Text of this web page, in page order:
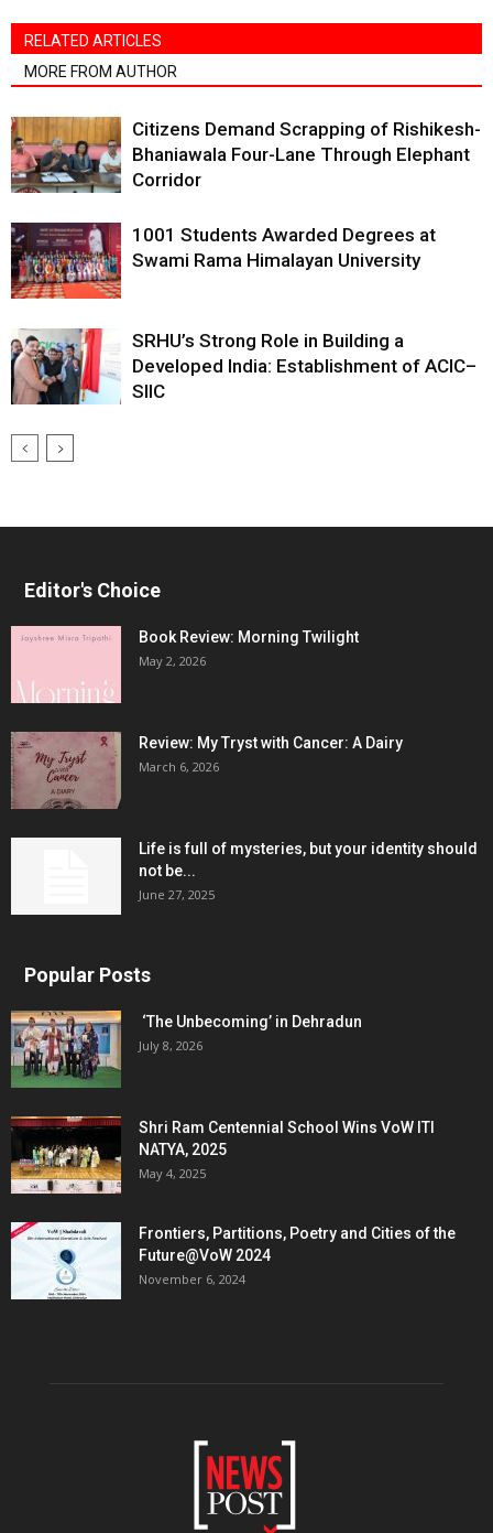
RELATED ARTICLES
MORE FROM AUTHOR
Citizens Demand Scrapping of Rishikesh-
Bhaniawala Four-Lane Through Elephant
Corridor
1001 Students Awarded Degrees at
Swami Rama Himalayan University
SRHU’s Strong Role in Building a
Developed India: Establishment of ACIC–
SIIC
Editor's Choice
Book Review: Morning Twilight
May 2, 2026
Review: My Tryst with Cancer: A Dairy
March 6, 2026
Life is full of mysteries, but your identity should
not be...
June 27, 2025
Popular Posts
‘The Unbecoming’ in Dehradun
July 8, 2026
Shri Ram Centennial School Wins VoW ITI
NATYA, 2025
May 4, 2025
Frontiers, Partitions, Poetry and Cities of the
Future@VoW 2024
November 6, 2024